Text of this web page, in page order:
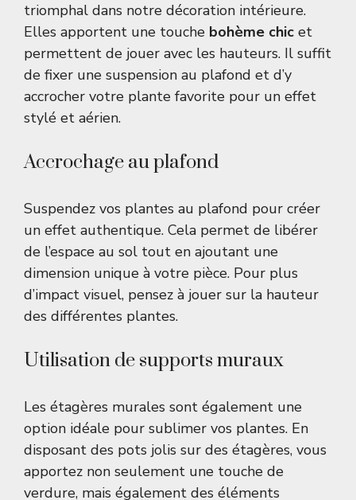
triomphal dans notre décoration intérieure.
Elles apportent une touche bohème chic et
permettent de jouer avec les hauteurs. Il suffit
de fixer une suspension au plafond et d’y
accrocher votre plante favorite pour un effet
stylé et aérien.
Accrochage au plafond
Suspendez vos plantes au plafond pour créer
un effet authentique. Cela permet de libérer
de l’espace au sol tout en ajoutant une
dimension unique à votre pièce. Pour plus
d’impact visuel, pensez à jouer sur la hauteur
des différentes plantes.
Utilisation de supports muraux
Les étagères murales sont également une
option idéale pour sublimer vos plantes. En
disposant des pots jolis sur des étagères, vous
apportez non seulement une touche de
verdure, mais également des éléments